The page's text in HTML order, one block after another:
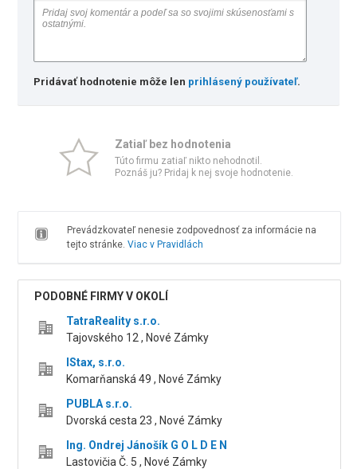
Pridávať hodnotenie môže len prihlásený používateľ.
Zatiaľ bez hodnotenia
Túto firmu zatiaľ nikto nehodnotil.
Poznáš ju? Pridaj k nej svoje hodnotenie.
Prevádzkovateľ nenesie zodpovednosť za informácie na
tejto stránke. Viac v Pravidlách
PODOBNÉ FIRMY V OKOLÍ
TatraReality s.r.o.
Tajovského 12 , Nové Zámky
IStax, s.r.o.
Komarňanská 49 , Nové Zámky
PUBLA s.r.o.
Dvorská cesta 23 , Nové Zámky
Ing. Ondrej Jánošík G O L D E N
Lastovičia Č. 5 , Nové Zámky